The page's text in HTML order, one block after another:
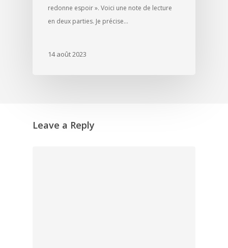
redonne espoir ». Voici une note de lecture
en deux parties. Je précise…
14 août 2023
Leave a Reply